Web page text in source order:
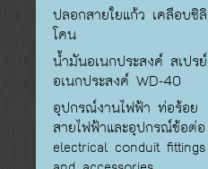
ปลอกสายใยแก้ว เคลือบซิลิ
โคน
น้ำมันอเนกประสงค์ สเปรย์
อเนกประสงค์ WD-40
อุปกรณ์งานไฟฟ้า ท่อร้อย
สายไฟฟ้าและอุปกรณ์ข้อต่อ
electrical conduit fittings